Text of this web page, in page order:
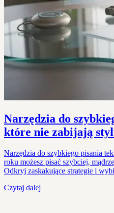
Narzędzia do
które nie zabijają
Narzędzia do szybkiego pisania
roku możesz pisać szybciej,
Odkryj zaskakujące strategie i
Czytaj dalej